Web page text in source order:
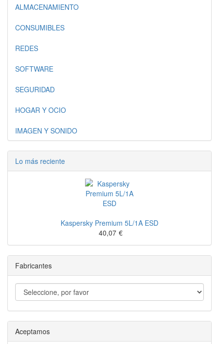
ALMACENAMIENTO
CONSUMIBLES
REDES
SOFTWARE
SEGURIDAD
HOGAR Y OCIO
IMAGEN Y SONIDO
Lo más reciente
Kaspersky Premium 5L/1A ESD
40,07 €
Fabricantes
Aceptamos